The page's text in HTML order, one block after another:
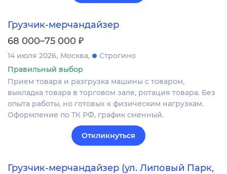
Грузчик-мерчандайзер
68 000–75 000 ₽
14 июля 2026 Москва
Строгино
Правильный выбор
Прием товара и разгрузка машины с товаром,
выкладка товара в торговом зале, ротация товара. Без
опыта работы, но готовых к физическим нагрузкам.
Оформление по ТК РФ, график сменный.
Откликнуться
Грузчик-мерчандайзер (ул. Липовый Парк,